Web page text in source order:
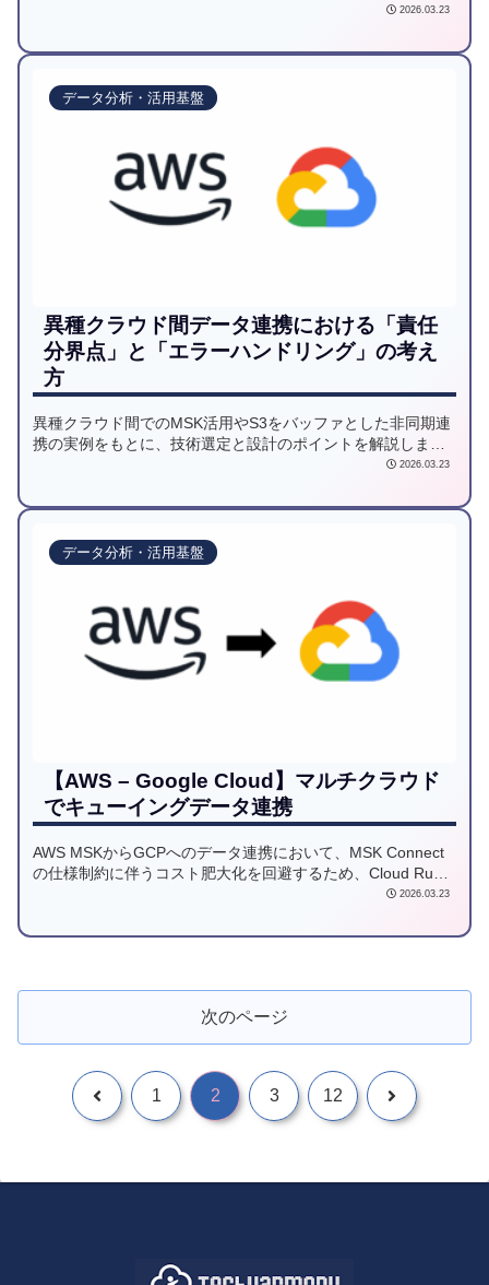
連携」の構成を解説します。技術的な仕様の制約を回避し、
合した事例です。
2026.03.23
データ分析・活用基盤
異種クラウド間データ連携における「責任
分界点」と「エラーハンドリング」の考え
方
異種クラウド間でのMSK活用やS3をバッファとした非同期連
携の実例をもとに、技術選定と設計のポイントを解説しま
す。単なるサービス活用に留まらず、コスト制約やネットワ
タ基盤を構築するための実践的な判断基準を記載しました。
2026.03.23
データ分析・活用基盤
【AWS – Google Cloud】マルチクラウド
でキューイングデータ連携
AWS MSKからGCPへのデータ連携において、MSK Connect
の仕様制約に伴うコスト肥大化を回避するため、Cloud Run
によるPull型アーキテクチャへと転換した事例を紹介します。
ド環境下で高効率かつ堅牢なデータパイプラインを実現した
2026.03.23
次のページ
1 2 3 12